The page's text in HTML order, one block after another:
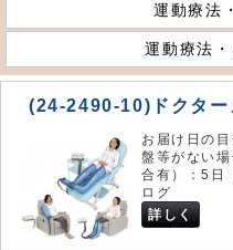
運動療法
運動療法
(24-2490-10)ドクター
お届け日の
盤等がない
合有）：5日
ログ
詳しく